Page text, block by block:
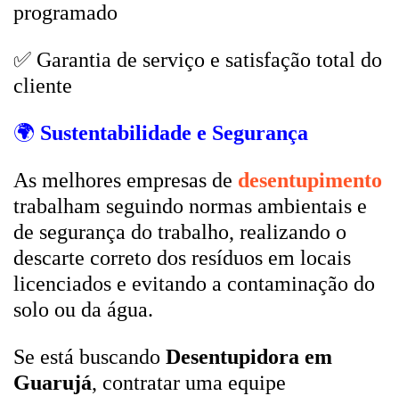
programado
✅ Garantia de serviço e satisfação total do
cliente
🌍 Sustentabilidade e Segurança
As melhores empresas de desentupimento
trabalham seguindo normas ambientais e
de segurança do trabalho, realizando o
descarte correto dos resíduos em locais
licenciados e evitando a contaminação do
solo ou da água.
Se está buscando Desentupidora em
Guarujá, contratar uma equipe